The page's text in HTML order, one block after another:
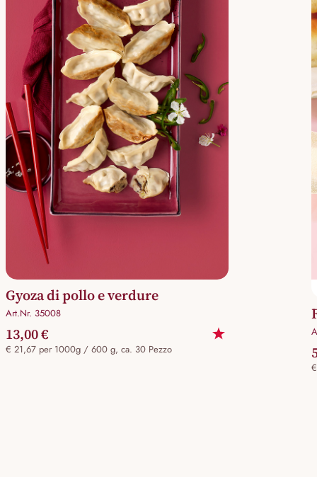
Gyoza di pollo e verdure
Art.Nr. 35008
13,00 €
€ 21,67 per 1000g / 600 g, ca. 30 Pezzo